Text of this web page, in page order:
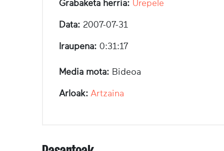
Grabaketa herria: Urepele
Data: 2007-07-31
Iraupena: 0:31:17
Media mota: Bideoa
Arloak: Artzaina